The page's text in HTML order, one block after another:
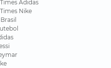
Adidas
Nike